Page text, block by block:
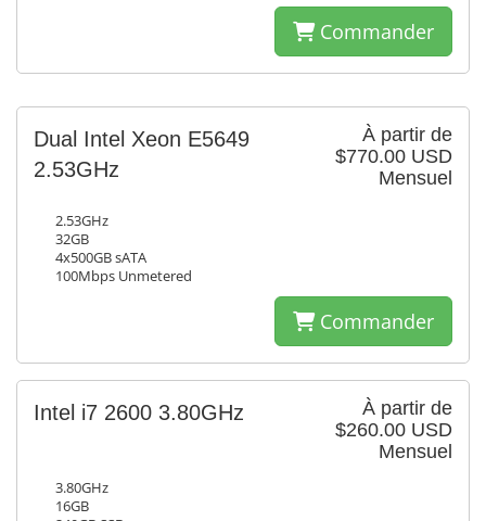
Commander
À partir de
$770.00 USD
Mensuel
Dual Intel Xeon E5649
2.53GHz
2.53GHz
32GB
4x500GB sATA
100Mbps Unmetered
Commander
À partir de
$260.00 USD
Mensuel
Intel i7 2600 3.80GHz
3.80GHz
16GB